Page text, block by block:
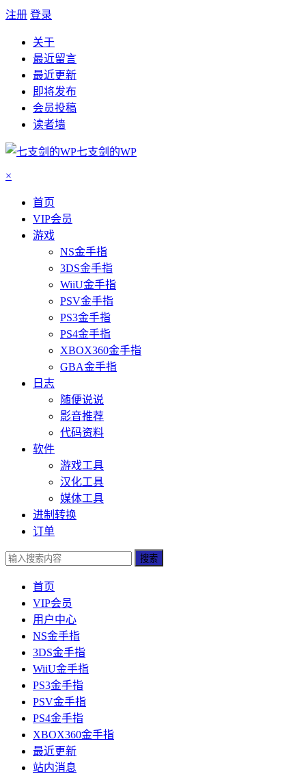
注册 登录
关于
最近留言
最近更新
即将发布
会员投稿
读者墙
七支剑的WP
×
首页
VIP会员
游戏
NS金手指
3DS金手指
WiiU金手指
PSV金手指
PS3金手指
PS4金手指
XBOX360金手指
GBA金手指
日志
随便说说
影音推荐
代码资料
软件
游戏工具
汉化工具
媒体工具
进制转换
订单
搜索
首页
VIP会员
用户中心
NS金手指
3DS金手指
WiiU金手指
PS3金手指
PSV金手指
PS4金手指
XBOX360金手指
最近更新
站内消息